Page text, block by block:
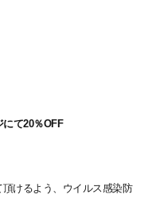
て20％OFF
けるよう、ウイルス感染防